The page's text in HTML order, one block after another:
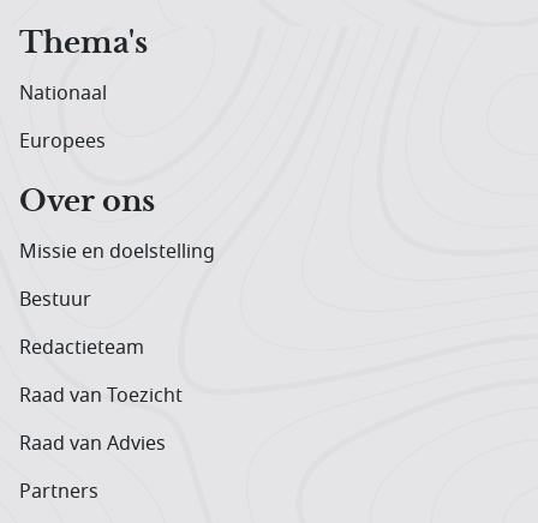
Thema's
Nationaal
Europees
Over ons
Missie en doelstelling
Bestuur
Redactieteam
Raad van Toezicht
Raad van Advies
Partners